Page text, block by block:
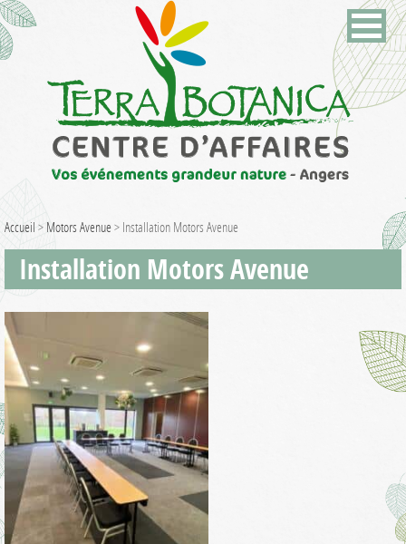
Accueil > Motors Avenue> Installation Motors Avenue
Installation Motors Avenue